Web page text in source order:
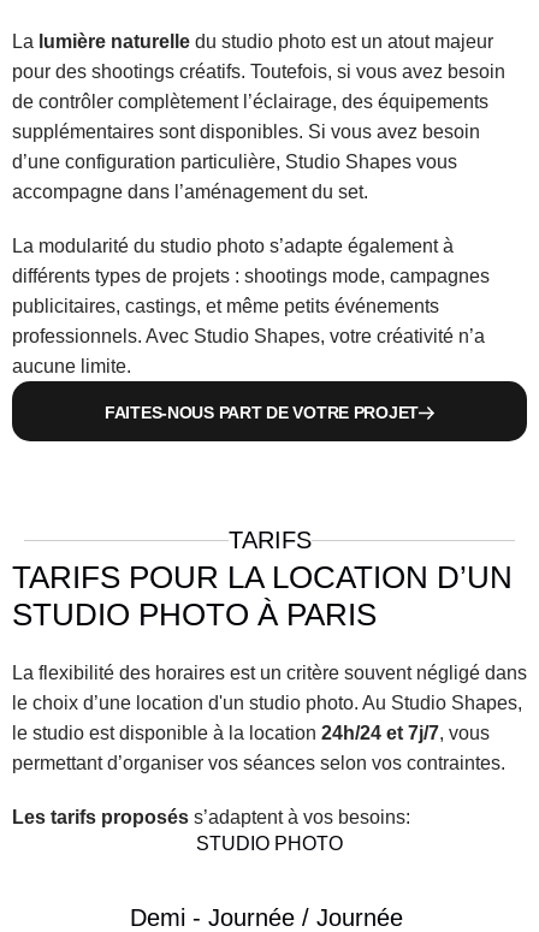
La lumière naturelle du studio photo est un atout majeur
pour des shootings créatifs. Toutefois, si vous avez besoin
de contrôler complètement l’éclairage, des équipements
supplémentaires sont disponibles. Si vous avez besoin
d’une configuration particulière, Studio Shapes vous
accompagne dans l’aménagement du set.
La modularité du studio photo s’adapte également à
différents types de projets : shootings mode, campagnes
publicitaires, castings, et même petits événements
professionnels. Avec Studio Shapes, votre créativité n’a
aucune limite.
FAITES-NOUS PART DE VOTRE PROJET
TARIFS
TARIFS POUR LA LOCATION D’UN
STUDIO PHOTO À PARIS
La flexibilité des horaires est un critère souvent négligé dans
le choix d’une location d'un studio photo. Au Studio Shapes,
le studio est disponible à la location 24h/24 et 7j/7, vous
permettant d’organiser vos séances selon vos contraintes.
Les tarifs proposés s’adaptent à vos besoins:
STUDIO PHOTO
Demi - Journée / Journée